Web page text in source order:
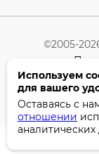
©2005-
Используем
для вашего
Оставаясь с
отношении
аналитических